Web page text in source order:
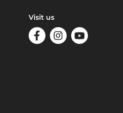
Visit us